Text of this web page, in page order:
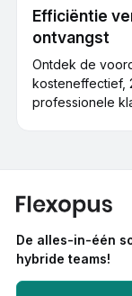
Efficiëntie
ontvangst
Ontdek de
kosteneffectief,
professionele
De alles-in-één
hybride teams!